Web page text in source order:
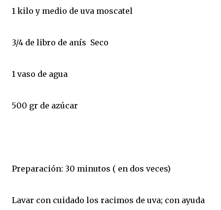
1 kilo y medio de uva moscatel
3/4 de libro de anís Seco
1 vaso de agua
500 gr de azúcar
Preparación: 30 minutos ( en dos veces)
Lavar con cuidado los racimos de uva; con ayuda